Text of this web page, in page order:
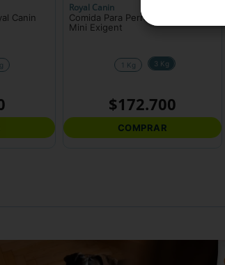
Canin
Royal Canin
Comida Para Perro Royal Canin
Mini Exigent
1 Kg 3 Kg
$172.700
COMPRAR